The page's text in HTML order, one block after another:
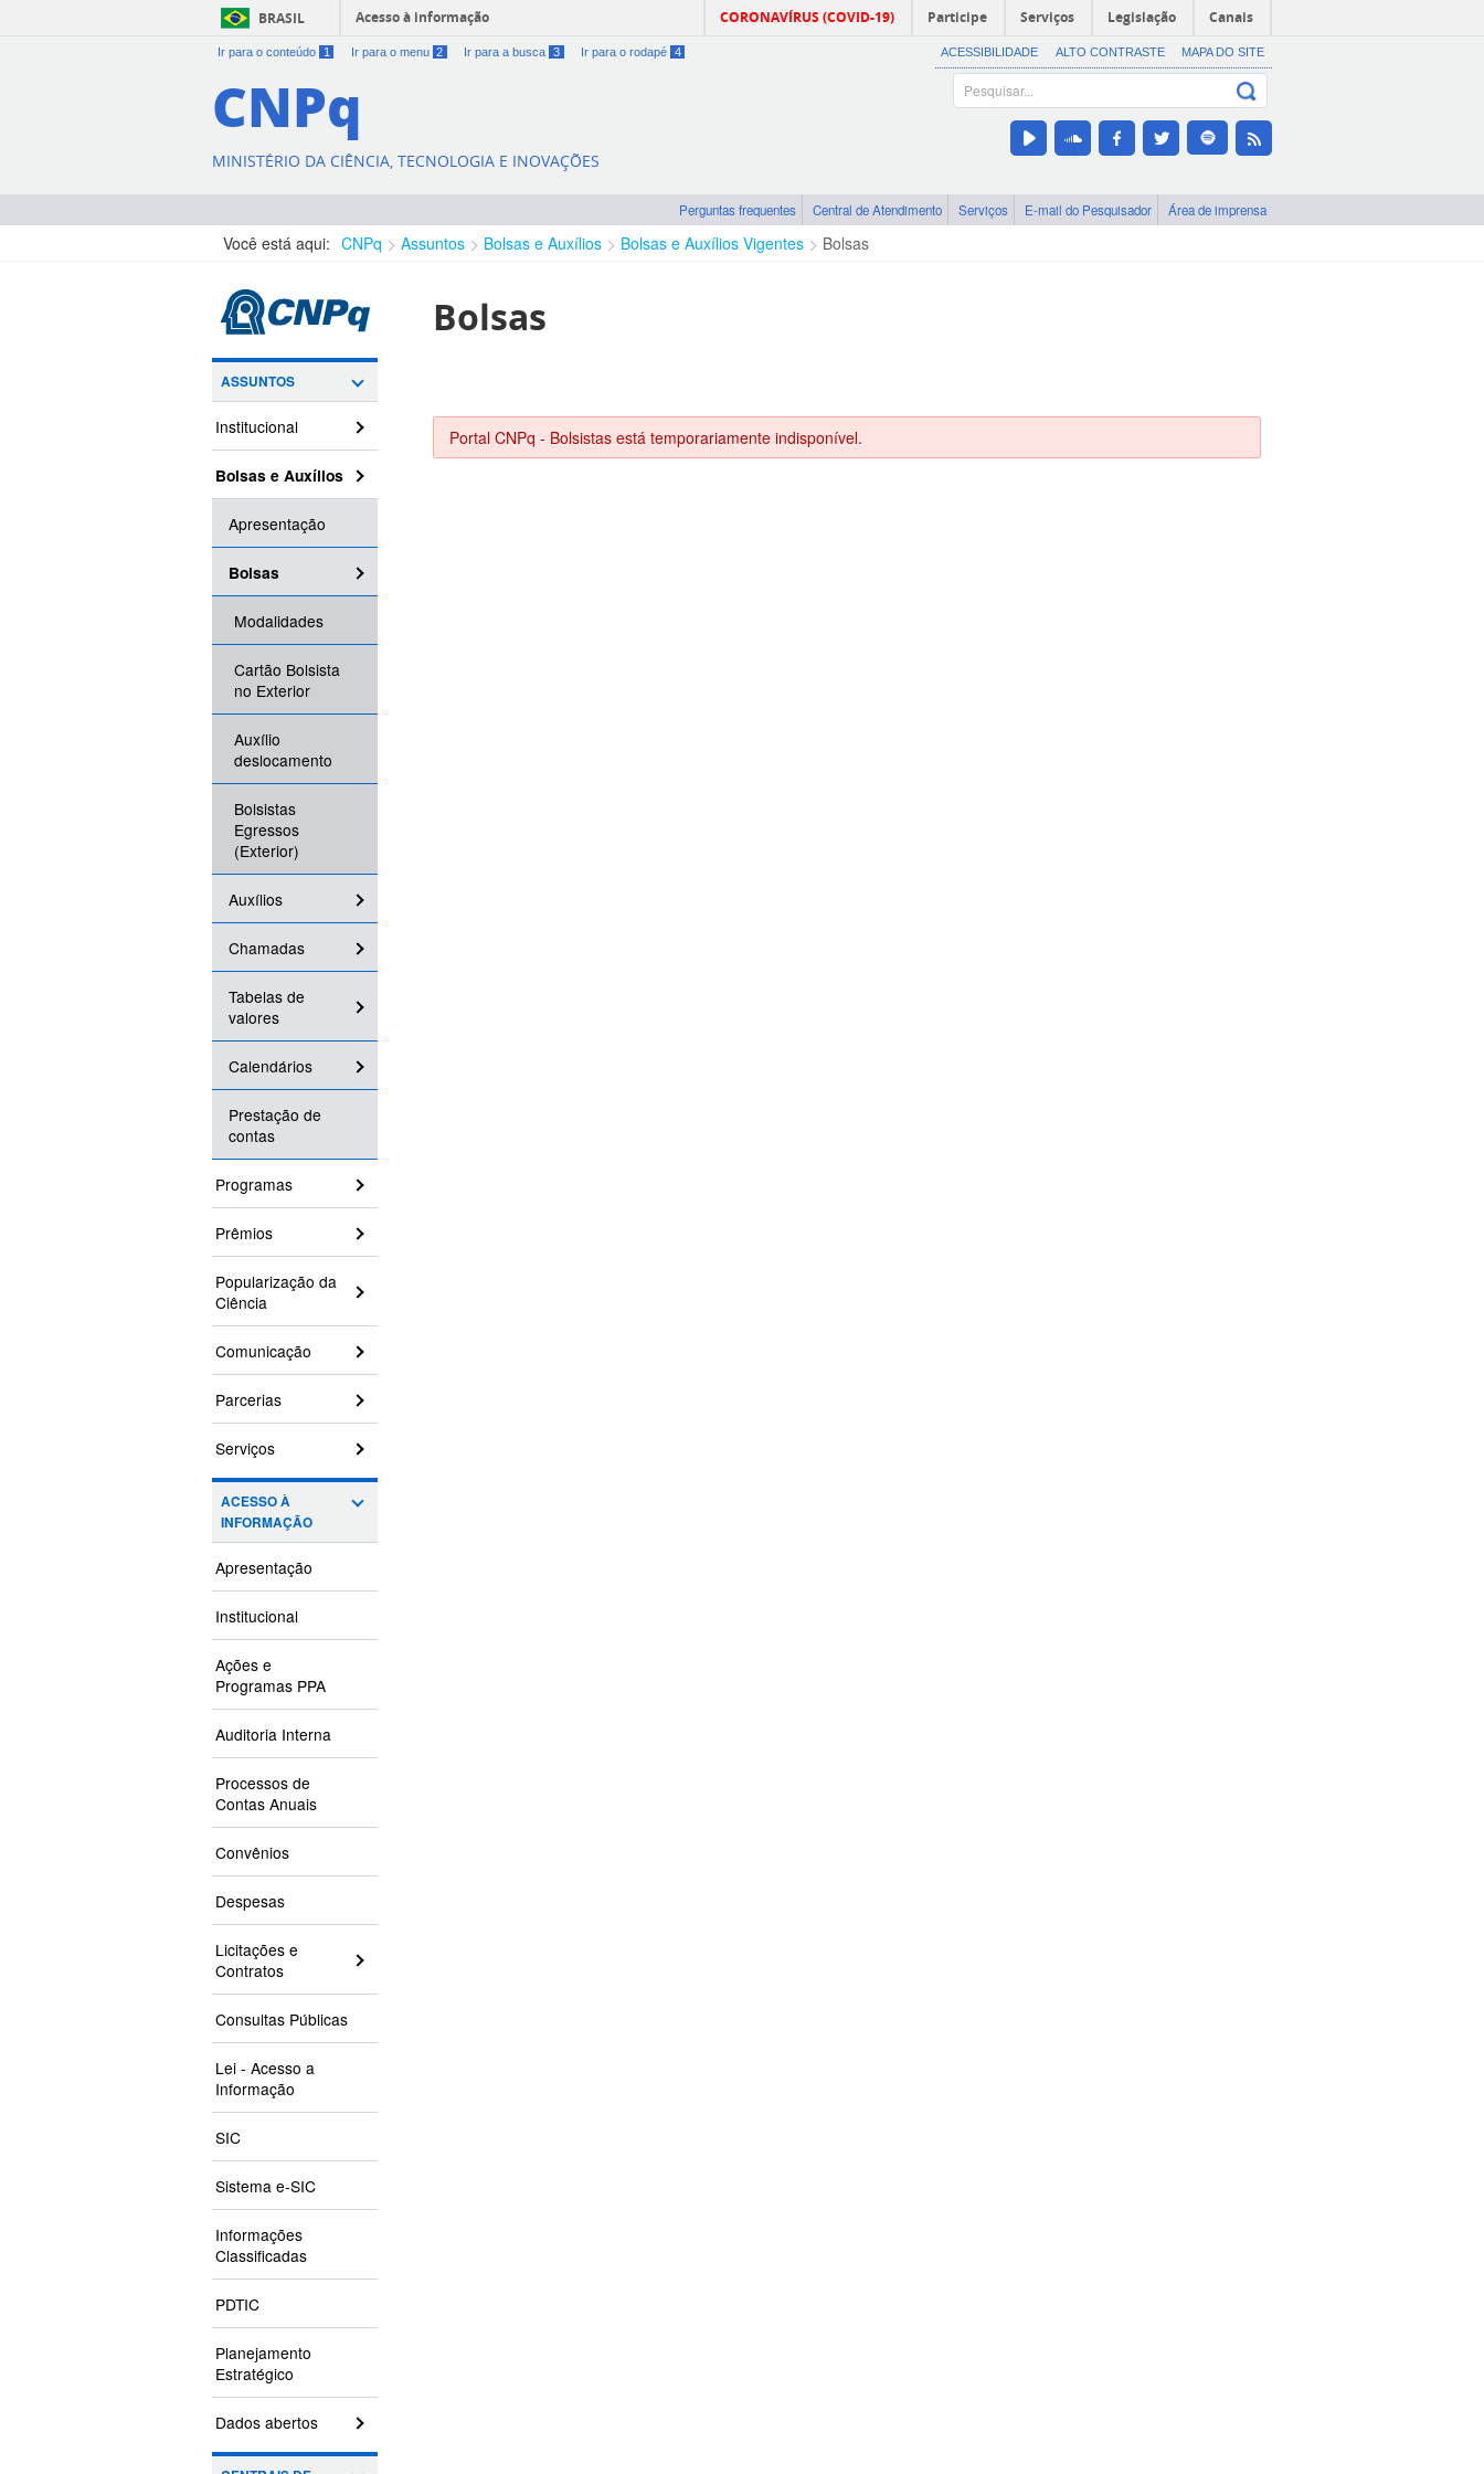
BRASIL Acesso à informação CORONAVÍRUS (COVID-19) Participe Serviços Legislação Canais
Ir para o conteúdo 1 Ir para o menu 2 Ir para a busca 3 Ir para o rodapé 4 ACESSIBILIDADE ALTO CONTRASTE MAPA DO SITE
CNPq
MINISTÉRIO DA CIÊNCIA, TECNOLOGIA E INOVAÇÕES
Perguntas frequentes Central de Atendimento Serviços E-mail do Pesquisador Área de imprensa
Você está aqui: CNPq Assuntos Bolsas e Auxílios Bolsas e Auxílios Vigentes Bolsas
ASSUNTOS
Institucional
Bolsas e Auxílios
Apresentação
Bolsas
Modalidades
Cartão Bolsista
no Exterior
Auxílio
deslocamento
Bolsistas
Egressos
(Exterior)
Auxílios
Chamadas
Tabelas de
valores
Calendários
Prestação de
contas
Programas
Prêmios
Popularização da
Ciência
Comunicação
Parcerias
Serviços
ACESSO À
INFORMAÇÃO
Apresentação
Institucional
Ações e
Programas PPA
Auditoria Interna
Processos de
Contas Anuais
Convênios
Despesas
Licitações e
Contratos
Consultas Públicas
Lei - Acesso a
Informação
SIC
Sistema e-SIC
Informações
Classificadas
PDTIC
Planejamento
Estratégico
Dados abertos
Bolsas
Portal CNPq - Bolsistas está temporariamente indisponível.